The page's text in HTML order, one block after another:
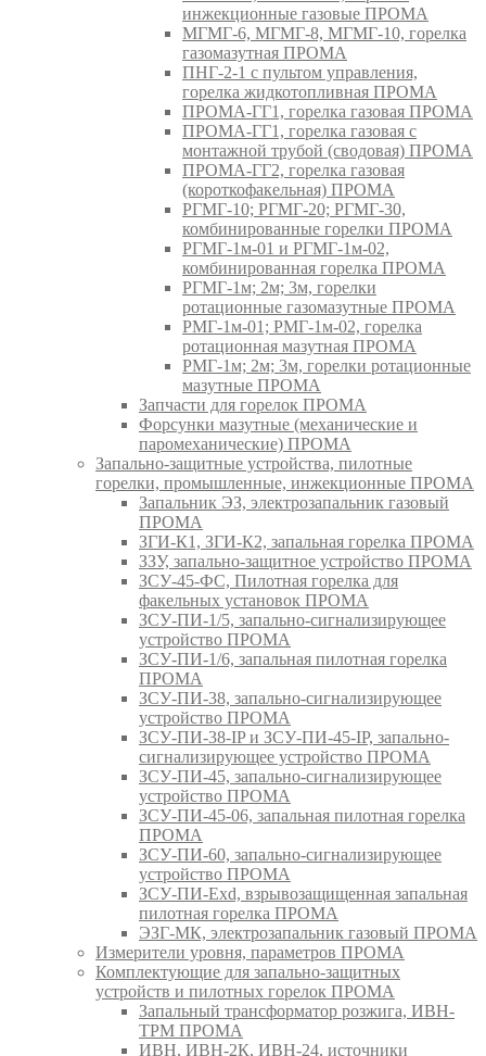
инжекционные газовые ПРОМА
МГМГ-6, МГМГ-8, МГМГ-10, горелка
газомазутная ПРОМА
ПНГ-2-1 с пультом управления,
горелка жидкотопливная ПРОМА
ПРОМА-ГГ1, горелка газовая ПРОМА
ПРОМА-ГГ1, горелка газовая с
монтажной трубой (сводовая) ПРОМА
ПРОМА-ГГ2, горелка газовая
(короткофакельная) ПРОМА
РГМГ-10; РГМГ-20; РГМГ-30,
комбинированные горелки ПРОМА
РГМГ-1м-01 и РГМГ-1м-02,
комбинированная горелка ПРОМА
РГМГ-1м; 2м; 3м, горелки
ротационные газомазутные ПРОМА
РМГ-1м-01; РМГ-1м-02, горелка
ротационная мазутная ПРОМА
РМГ-1м; 2м; 3м, горелки ротационные
мазутные ПРОМА
Запчасти для горелок ПРОМА
Форсунки мазутные (механические и
паромеханические) ПРОМА
Запально-защитные устройства, пилотные
горелки, промышленные, инжекционные ПРОМА
Запальник ЭЗ, электрозапальник газовый
ПРОМА
ЗГИ-К1, ЗГИ-К2, запальная горелка ПРОМА
ЗЗУ, запально-защитное устройство ПРОМА
ЗСУ-45-ФС, Пилотная горелка для
факельных установок ПРОМА
ЗСУ-ПИ-1/5, запально-сигнализирующее
устройство ПРОМА
ЗСУ-ПИ-1/6, запальная пилотная горелка
ПРОМА
ЗСУ-ПИ-38, запально-сигнализирующее
устройство ПРОМА
ЗСУ-ПИ-38-IP и ЗСУ-ПИ-45-IP, запально-
сигнализирующее устройство ПРОМА
ЗСУ-ПИ-45, запально-сигнализирующее
устройство ПРОМА
ЗСУ-ПИ-45-06, запальная пилотная горелка
ПРОМА
ЗСУ-ПИ-60, запально-сигнализирующее
устройство ПРОМА
ЗСУ-ПИ-Exd, взрывозащищенная запальная
пилотная горелка ПРОМА
ЭЗГ-МК, электрозапальник газовый ПРОМА
Измерители уровня, параметров ПРОМА
Комплектующие для запально-защитных
устройств и пилотных горелок ПРОМА
Запальный трансформатор розжига, ИВН-
ТРМ ПРОМА
ИВН, ИВН-2К, ИВН-24, источники